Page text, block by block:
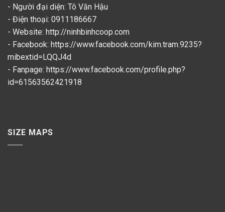
- Người đại diện: Tô Văn Hậu
- Điện thoại: 0911186667
- Website: http://ninhbinhcoop.com
- Facebook: https://www.facebook.com/kim.tram.9235?
mibextid=LQQJ4d
- Fanpage: https://www.facebook.com/profile.php?
id=61563562421918
SIZE MAPS